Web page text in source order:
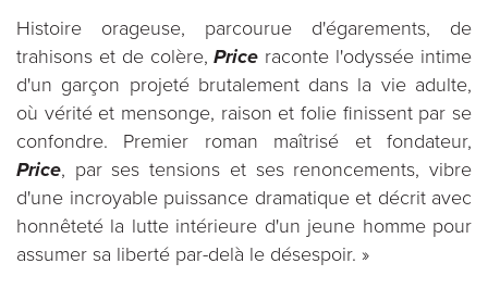
Histoire orageuse, parcourue d'égarements, de
trahisons et de colère,Price raconte l'odyssée intime
d'un garçon projeté brutalement dans la vie adulte,
où vérité et mensonge, raison et folie finissent par se
confondre. Premier roman maîtrisé et fondateur,
Price, par ses tensions et ses renoncements, vibre
d'une incroyable puissance dramatique et décrit avec
honnêteté la lutte intérieure d'un jeune homme pour
assumer sa liberté par-delà le désespoir. »